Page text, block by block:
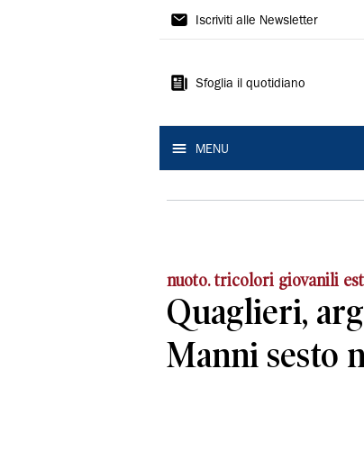
Gazzetta
Modena
Iscriviti alle Newsletter
Sfoglia il quotidiano
MENU
nuoto. tricolori giovanili
Quaglieri,
Manni sesto